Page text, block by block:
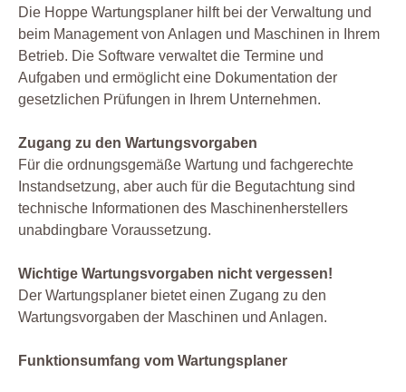
Die Hoppe Wartungsplaner hilft bei der Verwaltung und
beim Management von Anlagen und Maschinen in Ihrem
Betrieb. Die Software verwaltet die Termine und
Aufgaben und ermöglicht eine Dokumentation der
gesetzlichen Prüfungen in Ihrem Unternehmen.
Zugang zu den Wartungsvorgaben
Für die ordnungsgemäße Wartung und fachgerechte
Instandsetzung, aber auch für die Begutachtung sind
technische Informationen des Maschinenherstellers
unabdingbare Voraussetzung.
Wichtige Wartungsvorgaben nicht vergessen!
Der Wartungsplaner bietet einen Zugang zu den
Wartungsvorgaben der Maschinen und Anlagen.
Funktionsumfang vom Wartungsplaner